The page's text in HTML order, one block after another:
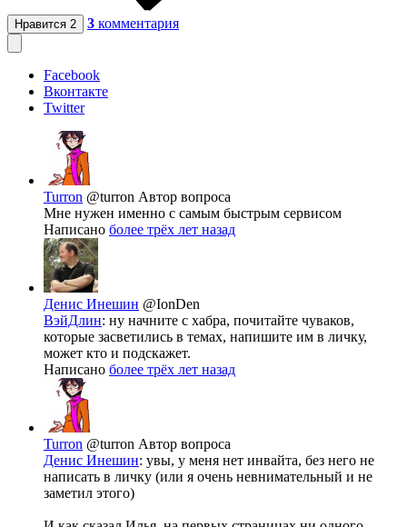
Нравится 2 3 комментария
Facebook
Вконтакте
Twitter
Turron @turron Автор вопроса
Мне нужен именно с самым быстрым сервисом
Написано более трёх лет назад
Денис Инешин @IonDen
ВэйДлин: ну начните с хабра, почитайте чуваков,
которые засветились в темах, напишите им в личку,
может кто и подскажет.
Написано более трёх лет назад
Turron @turron Автор вопроса
Денис Инешин: увы, у меня нет инвайта, без него не
написать в личку (или я очень невнимательный и не
заметил этого)